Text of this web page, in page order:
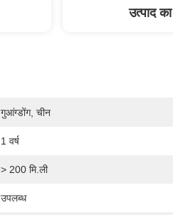
उत्पाद
गुआंग्डोंग, चीन
1 वर्ष
> 200 मि.ली
उपलब्ध